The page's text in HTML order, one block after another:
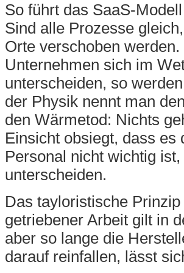
So führt das SaaS-
Sind alle Prozesse
Orte verschoben
Unternehmen sich im
unterscheiden, so
der Physik nennt man
den Wärmetod: Nichts
Einsicht obsiegt, dass es
Personal nicht wichtig
unterscheiden.
Das tayloristische
getriebener Arbeit gilt in
aber so lange die
darauf reinfallen, lässt